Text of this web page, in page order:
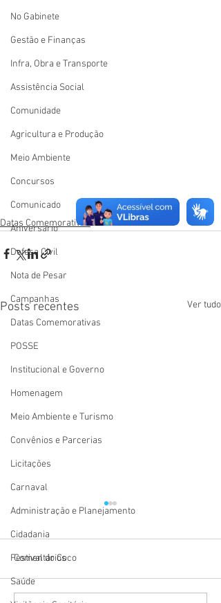
No Gabinete
Gestão e Finanças
Infra, Obra e Transporte
Assistência Social
Comunidade
Agricultura e Produção
Meio Ambiente
Concursos
Comunicado
Aniversário
Defesa Civil
Nota de Pesar
Campanhas
Datas Comemorativas
POSSE
Institucional e Governo
Homenagem
Meio Ambiente e Turismo
Convênios e Parcerias
Licitações
Carnaval
Administração e Planejamento
Cidadania
Festival do Coco
Saúde
Datas Comemorativas
Posts recentes Ver tudo
Comentários